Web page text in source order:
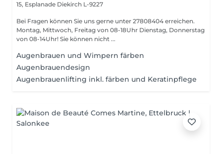
15, Esplanade Diekirch L-9227
Bei Fragen können Sie uns gerne unter 27808404 erreichen.
Montag, Mittwoch, Freitag von 08-18Uhr Dienstag, Donnerstag
von 08-14Uhr! Sie können nicht ...
Augenbrauen und Wimpern färben
Augenbrauendesign
Augenbrauenlifting inkl. färben und Keratinpflege